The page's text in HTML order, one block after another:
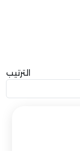
الترتيب